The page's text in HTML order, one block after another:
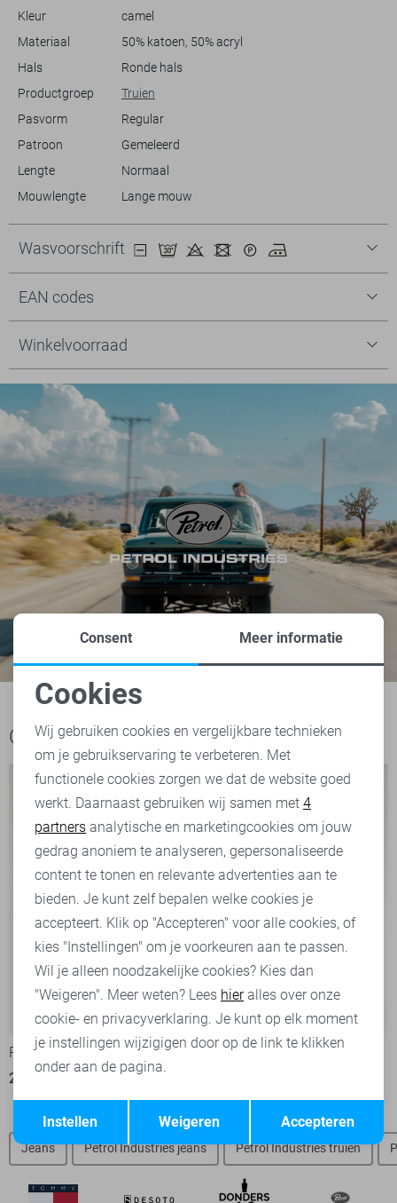
stuk toe aan je collectie en geniet van stijl en comfort waar je ook
gaat.
Kleur
camel
Materiaal
50% katoen, 50% acryl
Hals
Ronde hals
Productgroep
Truien
Pasvorm
Regular
Patroon
Gemeleerd
Lengte
Normaal
Mouwlengte
Lange mouw
Wasvoorschrift
EAN codes
Winkelvoorraad
Ook het bekijken waard
-50%
Petrol Industries Trui
20,00
-50%
Petrol Industries Trui
Jeans Petrol Industries jeans Petrol Industries truien
Noodzakelijke cookies
Personalisatie cookies
Analytische cookies
Marketing cookies
Terug Opslaan
Consent Meer informatie
Cookies
Wij gebruiken cookies en vergelijkbare technieken
om je gebruikservaring te verbeteren. Met
functionele cookies zorgen we dat de website goed
werkt. Daarnaast gebruiken wij samen met 4
partners analytische en marketingcookies om jouw
gedrag anoniem te analyseren, gepersonaliseerde
content te tonen en relevante advertenties aan te
bieden. Je kunt zelf bepalen welke cookies je
accepteert. Klik op "Accepteren" voor alle cookies, of
kies "Instellingen" om je voorkeuren aan te passen.
Wil je alleen noodzakelijke cookies? Kies dan
"Weigeren". Meer weten? Lees hieralles over onze
cookie- en privacyverklaring. Je kunt op elk moment
je instellingen wijzigigen door op de link te klikken
onder aan de pagina.
Accepteren
Weigeren
Instellen